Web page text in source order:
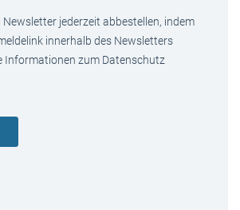
Newsletter jederzeit abbestellen, indem
innerhalb des Newsletters
Informationen zum Datenschutz